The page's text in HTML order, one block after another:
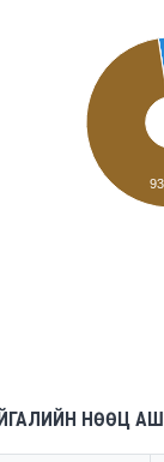
НӨӨЦ